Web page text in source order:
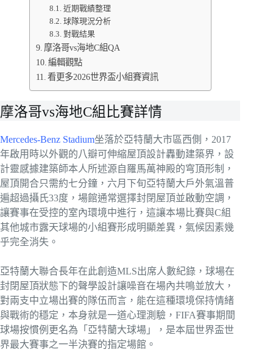
近期戰績整理
球隊現況分析
對戰結果
摩洛哥vs海地C組QA
編輯觀點
看更多2026世界盃小組賽資訊
摩洛哥vs海地C組比賽詳情
Mercedes-Benz Stadium坐落於亞特蘭大市區西側，2017
年啟用時以外觀的八瓣可伸縮屋頂設計轟動建築界，設
計靈感據建築師本人所述源自羅馬萬神殿的穹頂形制，
屋頂開合只需約七分鐘，六月下旬亞特蘭大戶外氣溫普
遍超過攝氏33度，場館通常選擇封閉屋頂並啟動空調，
讓賽事在受控的室內環境中進行，這讓本場比賽與C組
其他城市露天球場的小組賽形成明顯差異，氣候因素幾
乎完全消失。
亞特蘭大聯合長年在此創造MLS出席人數紀錄，球場在
封閉屋頂狀態下的聲學設計讓噪音在場內共鳴並放大，
對兩支中立場出賽的隊伍而言，能在這種環境保持情緒
與戰術的穩定，本身就是一道心理測驗，FIFA賽事期間
球場按慣例更名為「亞特蘭大球場」，是本屆世界盃世
界最大賽事之一半決賽的指定場館。